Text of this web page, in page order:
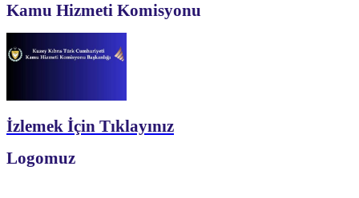
Kamu Hizmeti Komisyonu
İzlemek İçin Tıklayınız
Logomuz